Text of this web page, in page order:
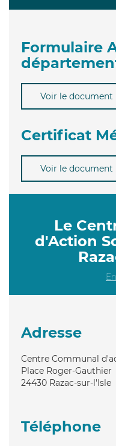
Formulaire
Voir le document
Certificat
Voir le document
Le
d'Action
Adresse
Centre Communal
Place Roger-Gauthier
24430 Razac-sur-l'Isle
Téléphone